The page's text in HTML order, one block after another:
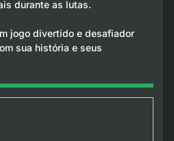
durante as lutas.
jogo divertido e desafiador
sua história e seus